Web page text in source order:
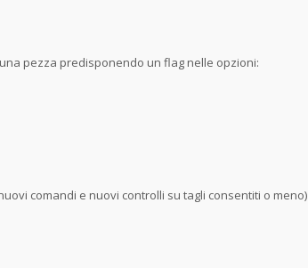
pezza predisponendo un flag nelle opzioni:
nuovi comandi e nuovi controlli su tagli consentiti o meno)